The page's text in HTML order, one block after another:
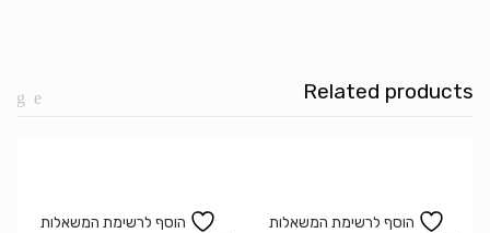
Related products
הוסף לרשימת המשאלות הוסף לרשימת המשאלות